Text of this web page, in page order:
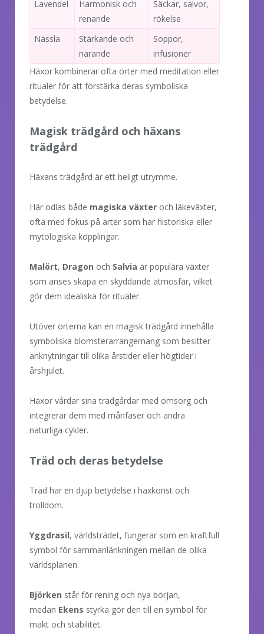
Lavendel
Harmonisk och
renande
Säckar, salvor,
rökelse
Nässla
Stärkande och
närande
Soppor,
infusioner
Häxor kombinerar ofta örter med meditation eller
ritualer för att förstärka deras symboliska
betydelse.
Magisk trädgård och häxans
trädgård
Häxans trädgård är ett heligt utrymme.
Här odlas både magiska växter och läkeväxter,
ofta med fokus på arter som har historiska eller
mytologiska kopplingar.
Malört, Dragon och Salvia är populära växter
som anses skapa en skyddande atmosfär, vilket
gör dem idealiska för ritualer.
Utöver örterna kan en magisk trädgård innehålla
symboliska blomsterarrangemang som besitter
anknytningar till olika årstider eller högtider i
årshjulet.
Häxor vårdar sina trädgårdar med omsorg och
integrerar dem med månfaser och andra
naturliga cykler.
Träd och deras betydelse
Träd har en djup betydelse i häxkonst och
trolldom.
Yggdrasil, världsträdet, fungerar som en kraftfull
symbol för sammanlänkningen mellan de olika
världsplanen.
Björken står för rening och nya början,
medan Ekens styrka gör den till en symbol för
makt och stabilitet.